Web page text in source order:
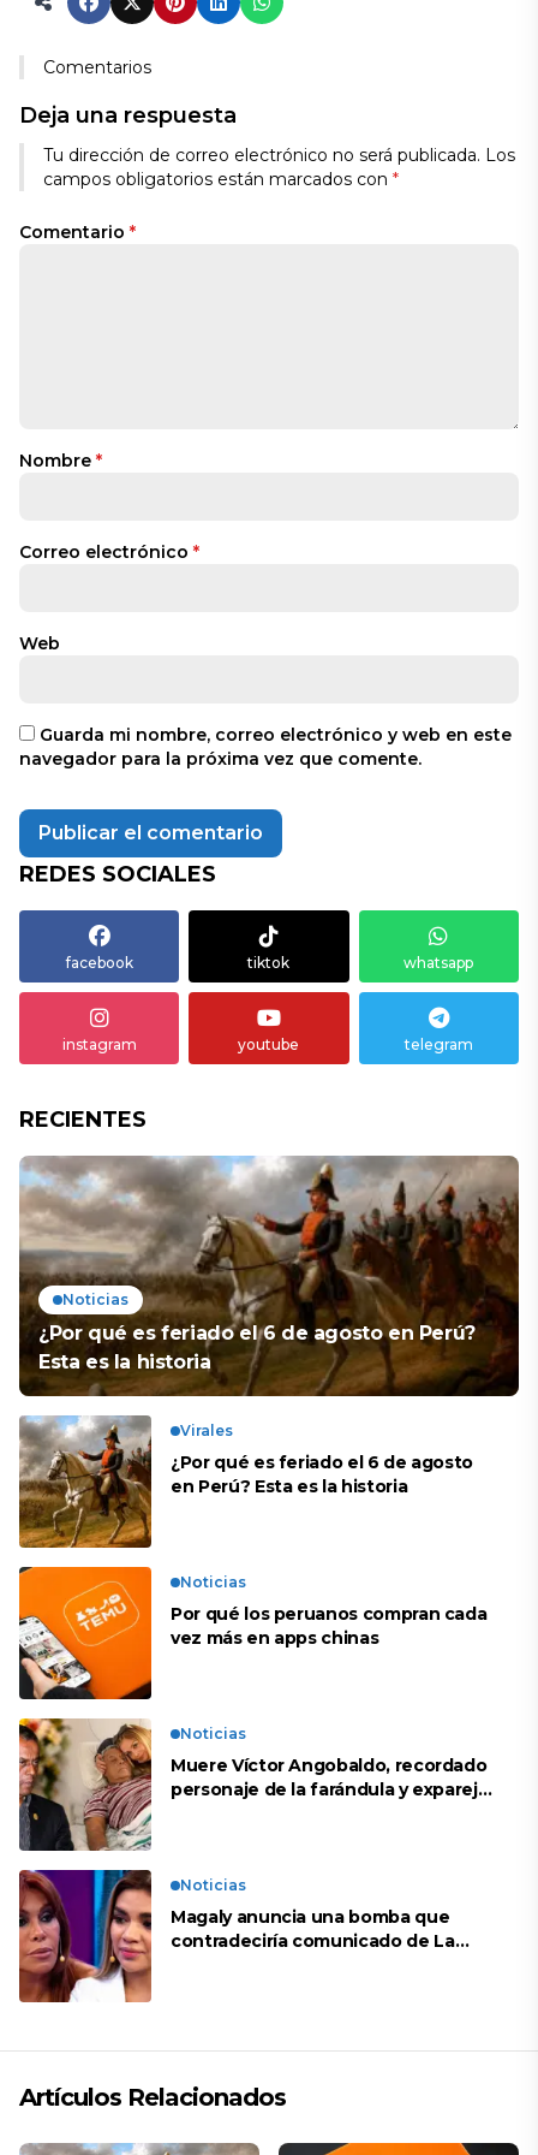
Comentarios
Deja una respuesta
Tu dirección de correo electrónico no será publicada. Los
campos obligatorios están marcados con *
Comentario *
Nombre *
Correo electrónico *
Web
Guarda mi nombre, correo electrónico y web en este
navegador para la próxima vez que comente.
REDES SOCIALES
facebook tiktok whatsapp
instagram youtube telegram
RECIENTES
Noticias
¿Por qué es feriado el 6 de agosto en Perú?
Esta es la historia
Virales
¿Por qué es feriado el 6 de agosto
en Perú? Esta es la historia
Noticias
Por qué los peruanos compran cada
vez más en apps chinas
Noticias
Muere Víctor Angobaldo, recordado
personaje de la farándula y expareja
Noticias
Magaly anuncia una bomba que
contradeciría comunicado de La
Artículos Relacionados